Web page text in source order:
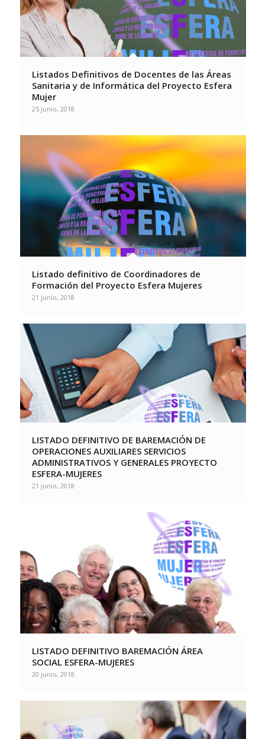
Listados Definitivos de Docentes de las Áreas
Sanitaria y de Informática del Proyecto Esfera
Mujer
25 junio, 2018
Listado definitivo de Coordinadores de
Formación del Proyecto Esfera Mujeres
21 junio, 2018
LISTADO DEFINITIVO DE BAREMACIÓN DE
OPERACIONES AUXILIARES SERVICIOS
ADMINISTRATIVOS Y GENERALES PROYECTO
ESFERA-MUJERES
21 junio, 2018
LISTADO DEFINITIVO BAREMACIÓN ÁREA
SOCIAL ESFERA-MUJERES
20 junio, 2018